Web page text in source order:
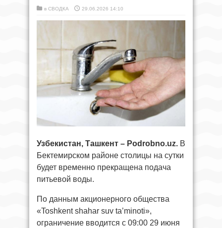
в СВОДКА 29.06.2026 14:10
Узбекистан, Ташкент – Podrobno.uz. В
Бектемирском районе столицы на сутки
будет временно прекращена подача
питьевой воды.
По данным акционерного общества
«Toshkent shahar suv ta’minoti»,
ограничение вводится с 09:00 29 июня